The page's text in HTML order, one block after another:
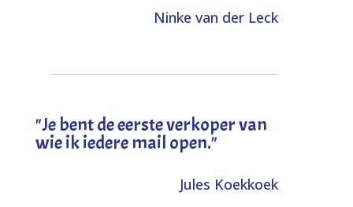
Ninke van der Leck
"Je bent de eerste verkoper van
wie ik iedere mail open."
Jules Koekkoek